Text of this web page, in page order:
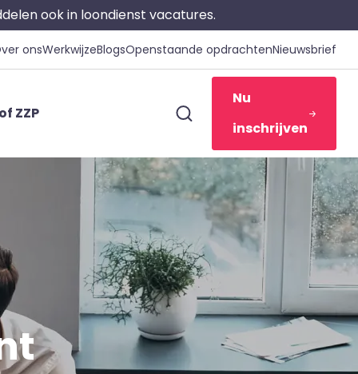
ook in loondienst vacatures.
onsWerkwijzeBlogsOpenstaande opdrachtenNieuwsbrief
ZZP
Nu
inschrijven